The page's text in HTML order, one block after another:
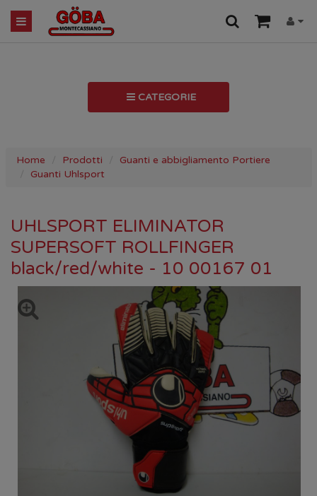
CATEGORIE
Home Prodotti
Guanti e abbigliamento Portiere
Guanti Uhlsport
UHLSPORT ELIMINATOR
SUPERSOFT ROLLFINGER
black/red/white - 10 00167 01